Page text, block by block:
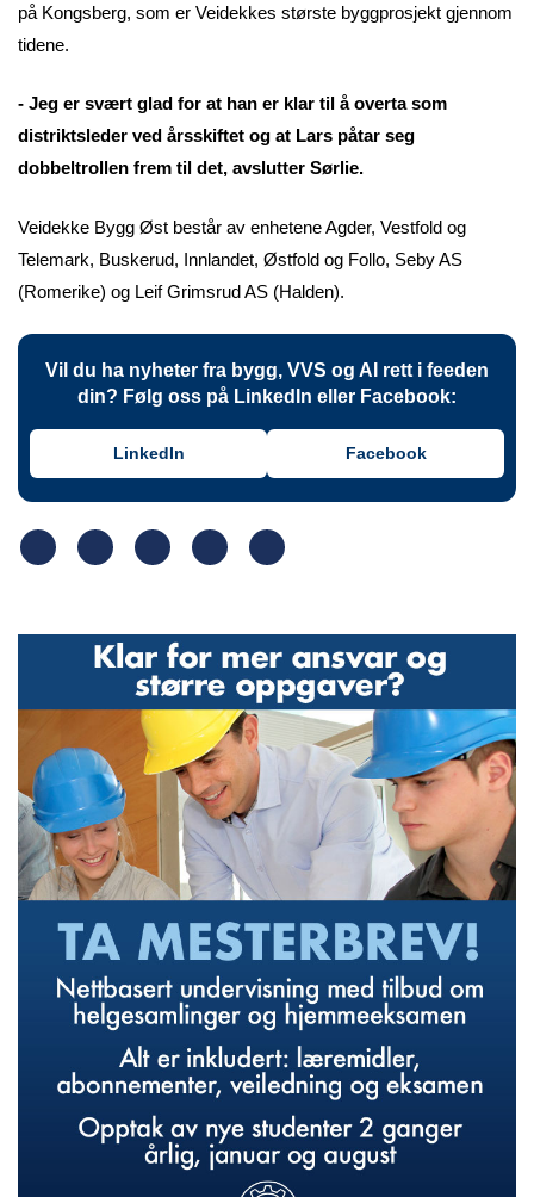
på Kongsberg, som er Veidekkes største byggprosjekt gjennom
tidene.
- Jeg er svært glad for at han er klar til å overta som
distriktsleder ved årsskiftet og at Lars påtar seg
dobbeltrollen frem til det, avslutter Sørlie.
Veidekke Bygg Øst består av enhetene Agder, Vestfold og
Telemark, Buskerud, Innlandet, Østfold og Follo, Seby AS
(Romerike) og Leif Grimsrud AS (Halden).
Vil du ha nyheter fra bygg, VVS og AI rett i feeden
din? Følg oss på LinkedIn eller Facebook:
LinkedIn Facebook